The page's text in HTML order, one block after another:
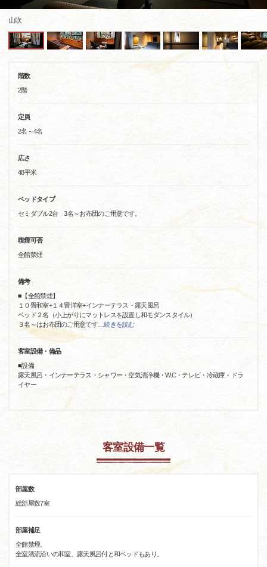
山吹
階数
2階
定員
2名～4名
広さ
48平米
ベッドタイプ
セミダブル2台 3名～お布団のご用意です。
喫煙可否
全館禁煙
備考
■【全館禁煙】
１０畳和室+１４畳洋室+インナーテラス・露天風呂
ベッド２名（小上がりにマットレスを設置し和モダンスタイル）
３名～はお布団のご用意です…続きを読む
客室設備・備品
■設備
露天風呂・インナーテラス・シャワー・空気清浄機・W.C・テレビ・冷蔵庫・ドラ
イヤー
客室設備一覧
部屋数
総部屋数7室
部屋補足
全館禁煙。
全室清流沿いの和室、露天風呂付と和ベッドもあり。